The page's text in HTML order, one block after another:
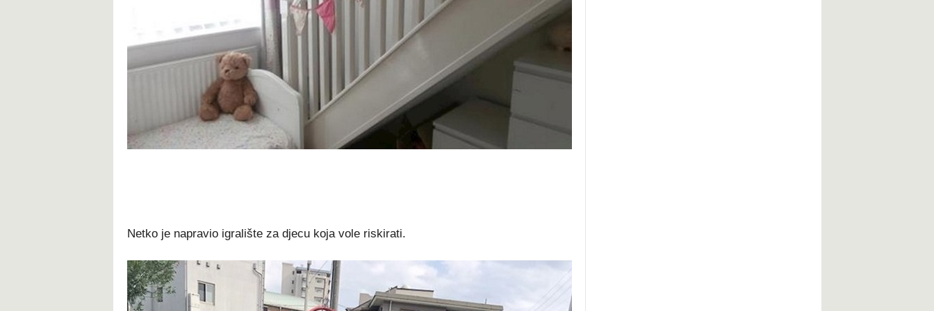
Netko je napravio igralište za djecu koja vole riskirati.